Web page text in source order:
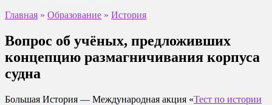
Главная » Образование » История
Вопрос об учёных, предложивших
концепцию размагничивания корпуса
судна
Большая История — Международная акция «Тест по истории